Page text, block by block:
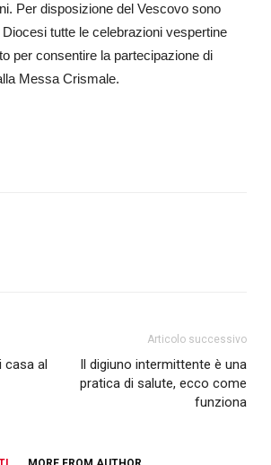
Per disposizione del Vescovo sono
tutte le celebrazioni vespertine
per consentire la partecipazione di
Messa Crismale.
casa al
Articolo successivo
Il digiuno intermittente è una
pratica di salute, ecco come
funziona